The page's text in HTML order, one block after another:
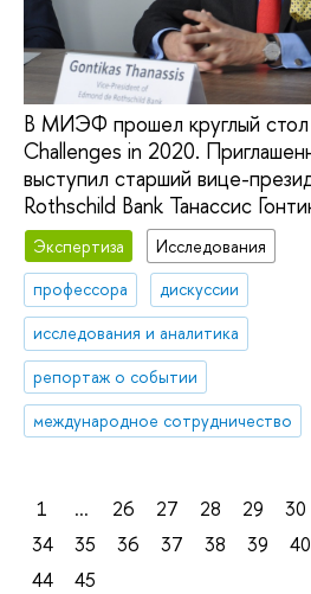
В МИЭФ прошел круглый стол
Challenges in 2020.
выступил старший вице-
Rothschild Bank Танассис
Экспертиза
Исследования
профессора
дискуссии
исследования и аналитика
репортаж о событии
международное сотрудничество
1 ... 26 27 28 29 30
34
35 36 37 38 39 40
44
45